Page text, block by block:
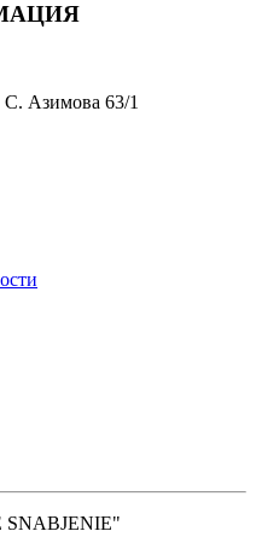
Азимова 63/1
SNABJENIE"